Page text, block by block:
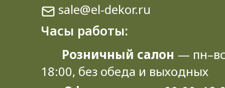
sale@el-dekor.ru
Часы работы:
Розничный салон —
18:00, без обеда и выходных